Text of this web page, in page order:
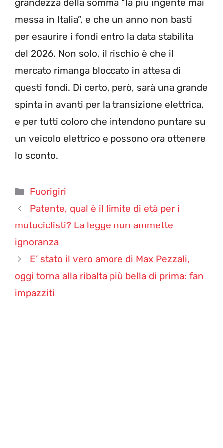
grandezza della somma “la più ingente mai
messa in Italia”, e che un anno non basti
per esaurire i fondi entro la data stabilita
del 2026. Non solo, il rischio è che il
mercato rimanga bloccato in attesa di
questi fondi. Di certo, però, sarà una grande
spinta in avanti per la transizione elettrica,
e per tutti coloro che intendono puntare su
un veicolo elettrico e possono ora ottenere
lo sconto.
Categorie
Fuorigiri
Patente, qual è il limite di età per i
motociclisti? La legge non ammette
ignoranza
E’ stato il vero amore di Max Pezzali,
oggi torna alla ribalta più bella di prima: fan
impazziti